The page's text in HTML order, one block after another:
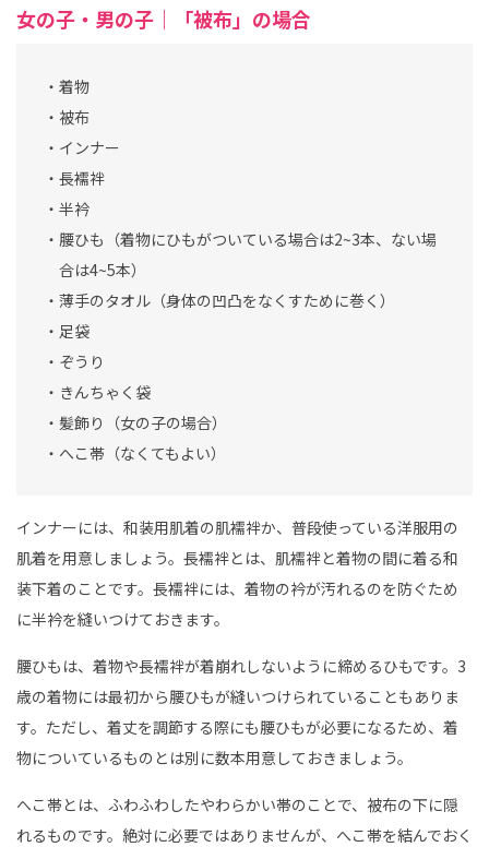
女の子・男の子｜「被布」の場合
・着物
・被布
・インナー
・長襦袢
・半衿
・腰ひも（着物にひもがついている場合は2~3本、ない場
合は4~5本）
・薄手のタオル（身体の凹凸をなくすために巻く）
・足袋
・ぞうり
・きんちゃく袋
・髪飾り（女の子の場合）
・へこ帯（なくてもよい）
インナーには、和装用肌着の肌襦袢か、普段使っている洋服用の
肌着を用意しましょう。長襦袢とは、肌襦袢と着物の間に着る和
装下着のことです。長襦袢には、着物の衿が汚れるのを防ぐため
に半衿を縫いつけておきます。
腰ひもは、着物や長襦袢が着崩れしないように締めるひもです。3
歳の着物には最初から腰ひもが縫いつけられていることもありま
す。ただし、着丈を調節する際にも腰ひもが必要になるため、着
物についているものとは別に数本用意しておきましょう。
へこ帯とは、ふわふわしたやわらかい帯のことで、被布の下に隠
れるものです。絶対に必要ではありませんが、へこ帯を結んでおく